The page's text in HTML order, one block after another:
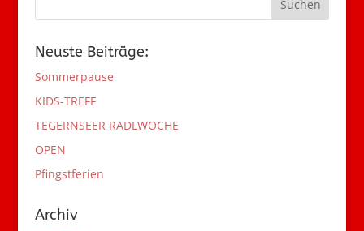
Neuste Beiträge:
Sommerpause
KIDS-TREFF
TEGERNSEER RADLWOCHE
OPEN
Pfingstferien
Archiv